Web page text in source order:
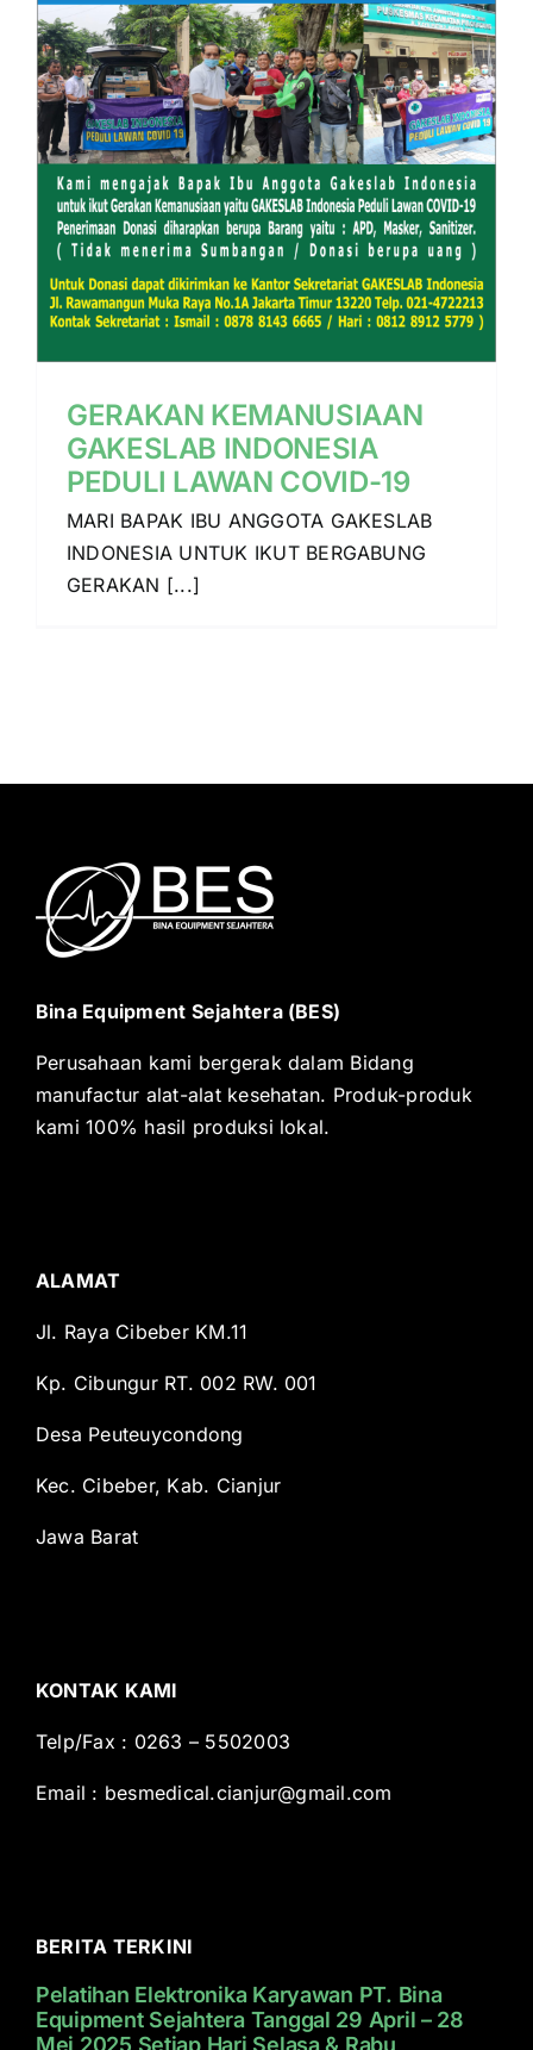
GERAKAN KEMANUSIAAN
GAKESLAB INDONESIA
PEDULI LAWAN COVID-19
MARI BAPAK IBU ANGGOTA GAKESLAB
INDONESIA UNTUK IKUT BERGABUNG
GERAKAN [...]
Bina Equipment Sejahtera (BES)
Perusahaan kami bergerak dalam Bidang
manufactur alat-alat kesehatan. Produk-produk
kami 100% hasil produksi lokal.
ALAMAT
Jl. Raya Cibeber KM.11
Kp. Cibungur RT. 002 RW. 001
Desa Peuteuycondong
Kec. Cibeber, Kab. Cianjur
Jawa Barat
KONTAK KAMI
Telp/Fax : 0263 – 5502003
Email : besmedical.cianjur@gmail.com
BERITA TERKINI
Pelatihan Elektronika Karyawan PT. Bina
Equipment Sejahtera Tanggal 29 April – 28